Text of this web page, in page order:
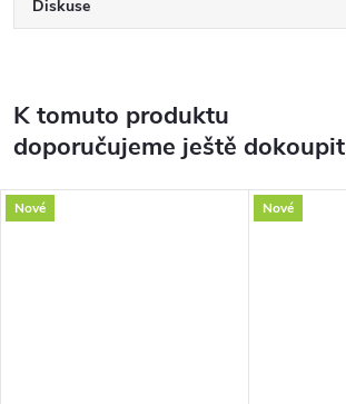
Diskuse
K tomuto produktu
doporučujeme ještě dokoupit
Nové Nové